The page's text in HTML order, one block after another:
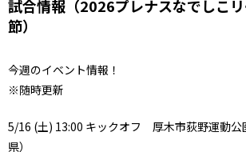
試合情報（2026プレナスなでしこ
節）
今週のイベント情報！
※随時更新
5/16 (土) 13:00 キックオフ 厚木市荻野運動公
県）